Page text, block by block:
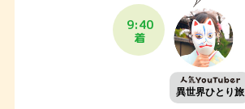
9:40
着
異世界ひとり旅